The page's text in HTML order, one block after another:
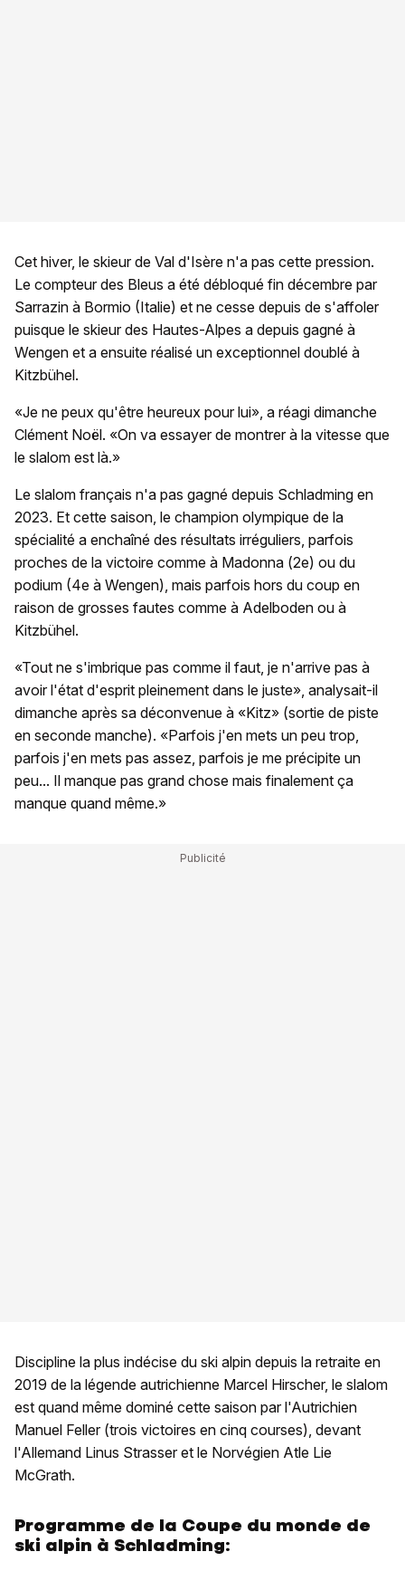
Cet hiver, le skieur de Val d'Isère n'a pas cette pression.
Le compteur des Bleus a été débloqué fin décembre par
Sarrazin à Bormio (Italie) et ne cesse depuis de s'affoler
puisque le skieur des Hautes-Alpes a depuis gagné à
Wengen et a ensuite réalisé un exceptionnel doublé à
Kitzbühel.
«Je ne peux qu'être heureux pour lui», a réagi dimanche
Clément Noël. «On va essayer de montrer à la vitesse que
le slalom est là.»
Le slalom français n'a pas gagné depuis Schladming en
2023. Et cette saison, le champion olympique de la
spécialité a enchaîné des résultats irréguliers, parfois
proches de la victoire comme à Madonna (2e) ou du
podium (4e à Wengen), mais parfois hors du coup en
raison de grosses fautes comme à Adelboden ou à
Kitzbühel.
«Tout ne s'imbrique pas comme il faut, je n'arrive pas à
avoir l'état d'esprit pleinement dans le juste», analysait-il
dimanche après sa déconvenue à «Kitz» (sortie de piste
en seconde manche). «Parfois j'en mets un peu trop,
parfois j'en mets pas assez, parfois je me précipite un
peu... Il manque pas grand chose mais finalement ça
manque quand même.»
Discipline la plus indécise du ski alpin depuis la retraite en
2019 de la légende autrichienne Marcel Hirscher, le slalom
est quand même dominé cette saison par l'Autrichien
Manuel Feller (trois victoires en cinq courses), devant
l'Allemand Linus Strasser et le Norvégien Atle Lie
McGrath.
Programme de la Coupe du monde de
ski alpin à Schladming: